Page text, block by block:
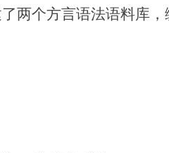
两个方言语法语料库